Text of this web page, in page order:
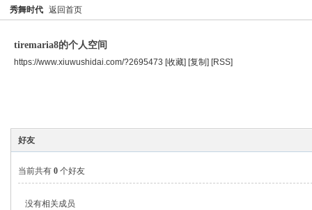
秀舞时代 返回首页
tiremaria8的个人空间
https://www.xiuwushidai.com/?2695473 [收藏] [复制] [RSS]
好友
当前共有 0 个好友
没有相关成员